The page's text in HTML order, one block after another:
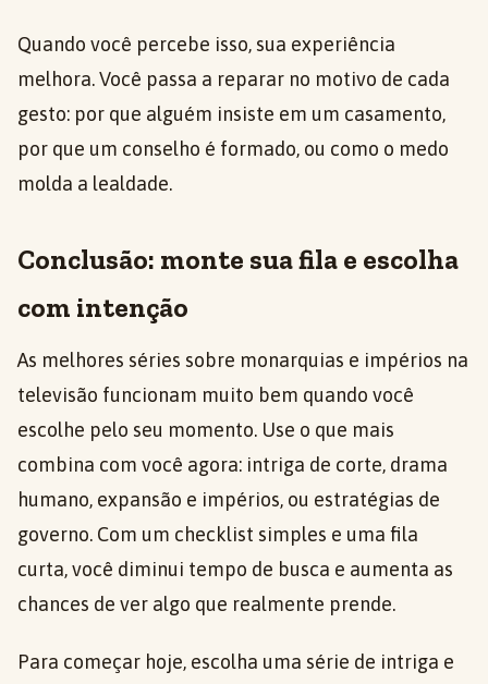
Quando você percebe isso, sua experiência
melhora. Você passa a reparar no motivo de cada
gesto: por que alguém insiste em um casamento,
por que um conselho é formado, ou como o medo
molda a lealdade.
Conclusão: monte sua fila e escolha
com intenção
As melhores séries sobre monarquias e impérios na
televisão funcionam muito bem quando você
escolhe pelo seu momento. Use o que mais
combina com você agora: intriga de corte, drama
humano, expansão e impérios, ou estratégias de
governo. Com um checklist simples e uma fila
curta, você diminui tempo de busca e aumenta as
chances de ver algo que realmente prende.
Para começar hoje, escolha uma série de intriga e